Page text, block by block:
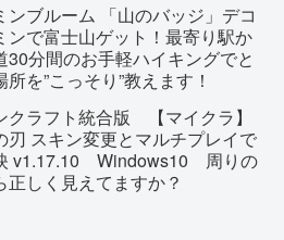
ンブルーム 「山のバッジ」デコ
ンで富士山ゲット！最寄り駅か
30分間のお手軽ハイキングでと
所を”こっそり”教えます！
クラフト統合版 【マイクラ】
刃 スキン変更とマルチプレイで
v1.17.10 Windows10 周りの
正しく見えてますか？